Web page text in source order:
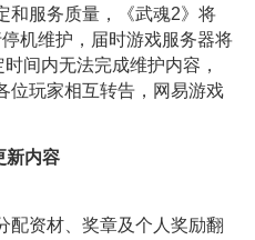
服务质量，《武魂2》将
机维护，届时游戏服务器将
间内无法完成维护内容，
位玩家相互转告，网易游戏
新内容
配资材、奖章及个人奖励翻